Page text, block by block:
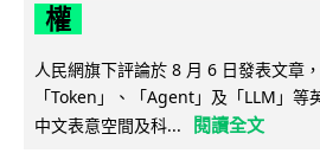
權
人民網旗下評論於 8 月 6 日發表文章
「Token」、「Agent」及「LLM」等
中文表意空間及科...
閱讀全文